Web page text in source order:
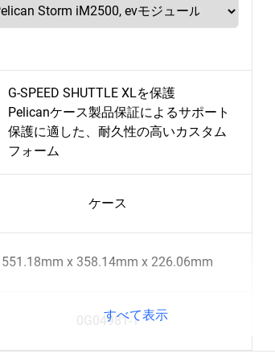
G-SPEED SHUTTLE XLを保護
Pelicanケース製品保証によるサポート
保護に適した、耐久性の高いカスタム
フォーム
ケース
551.18mm x 358.14mm x 226.06mm
0G04981-1
すべて表示